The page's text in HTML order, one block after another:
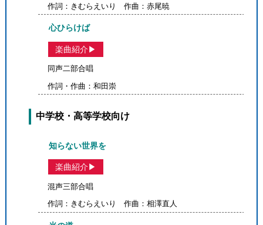
作詞：きむらえいり 作曲：赤尾暁
心ひらけば
楽曲紹介▶
同声二部合唱
作詞・作曲：和田崇
中学校・高等学校向け
知らない世界を
楽曲紹介▶
混声三部合唱
作詞：きむらえいり 作曲：相澤直人